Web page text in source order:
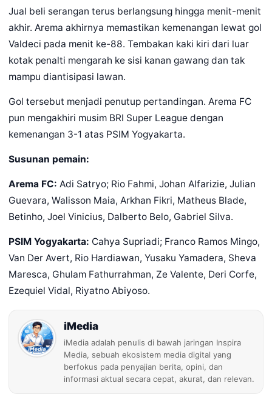
Jual beli serangan terus berlangsung hingga menit-menit
akhir. Arema akhirnya memastikan kemenangan lewat gol
Valdeci pada menit ke-88. Tembakan kaki kiri dari luar
kotak penalti mengarah ke sisi kanan gawang dan tak
mampu diantisipasi lawan.
Gol tersebut menjadi penutup pertandingan. Arema FC
pun mengakhiri musim BRI Super League dengan
kemenangan 3-1 atas PSIM Yogyakarta.
Susunan pemain:
Arema FC: Adi Satryo; Rio Fahmi, Johan Alfarizie, Julian
Guevara, Walisson Maia, Arkhan Fikri, Matheus Blade,
Betinho, Joel Vinicius, Dalberto Belo, Gabriel Silva.
PSIM Yogyakarta: Cahya Supriadi; Franco Ramos Mingo,
Van Der Avert, Rio Hardiawan, Yusaku Yamadera, Sheva
Maresca, Ghulam Fathurrahman, Ze Valente, Deri Corfe,
Ezequiel Vidal, Riyatno Abiyoso.
iMedia
iMedia adalah penulis di bawah jaringan Inspira
Media, sebuah ekosistem media digital yang
berfokus pada penyajian berita, opini, dan
informasi aktual secara cepat, akurat, dan relevan.